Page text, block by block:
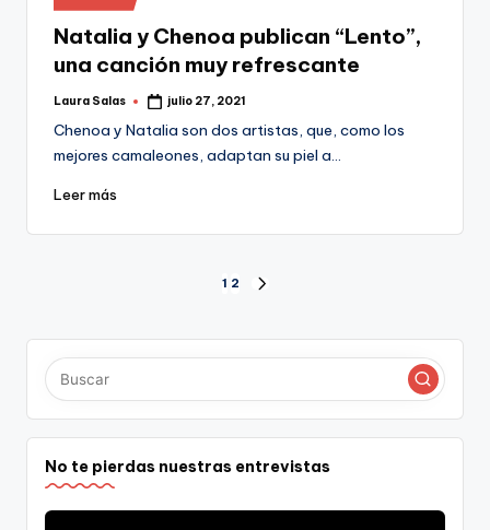
en
Natalia y Chenoa publican “Lento”,
una canción muy refrescante
Publicado
Laura Salas julio 27, 2021
Chenoa y Natalia son dos artistas, que, como los
mejores camaleones, adaptan su piel a…
Leer más
de
entradas
1 2
No te pierdas nuestras entrevistas